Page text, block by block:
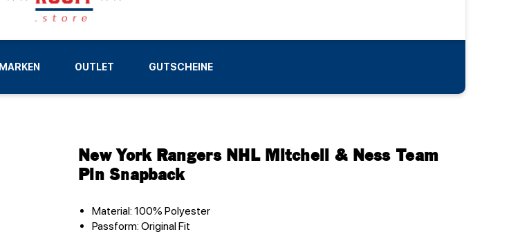
MARKEN
LIGEN
OUTLET GUTSCHEINE
New York Rangers NHL Mitchell & Ness Team
Pin Snapback
Material: 100% Polyester
Passform: Original Fit